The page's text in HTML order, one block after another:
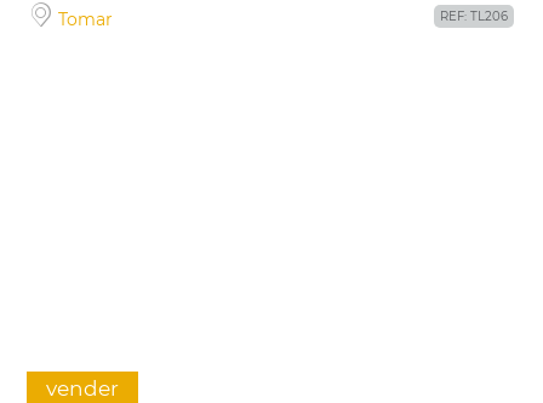
Tomar REF: TL206
vender